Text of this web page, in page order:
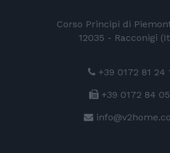
Corso Principi di
12035 - Racconigi
+39 0172 81 24
+39 0172 84